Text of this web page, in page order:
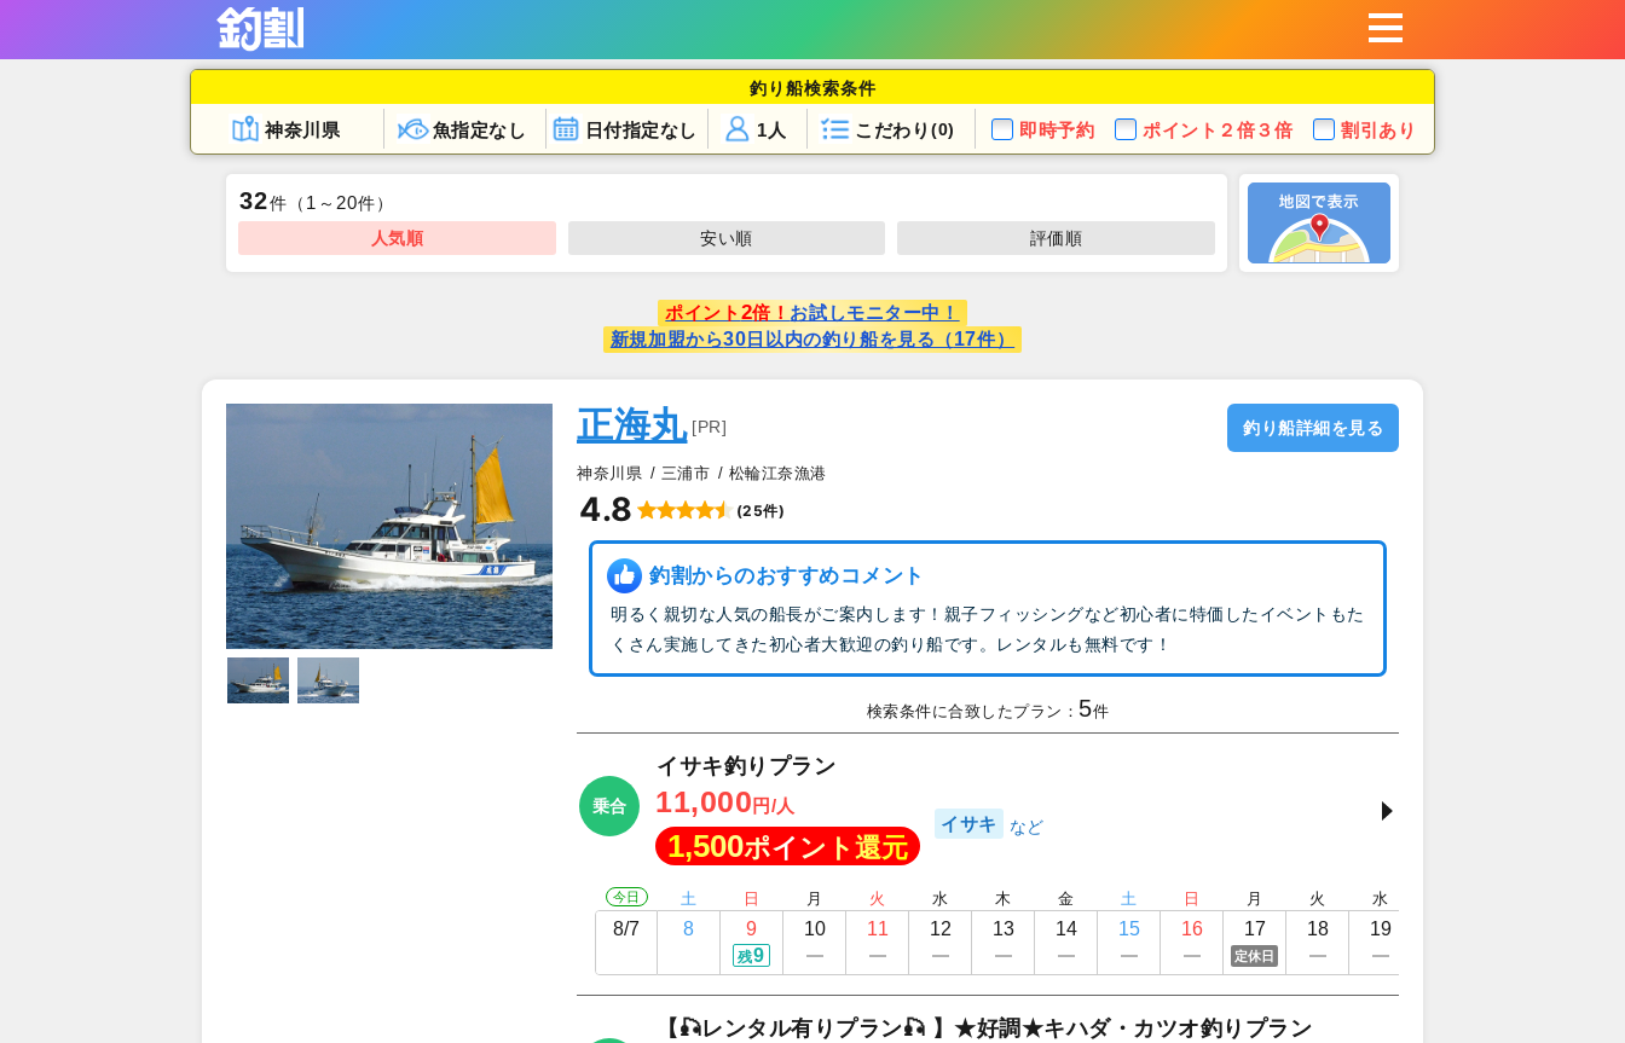
釣り船検索条件
神奈川県 魚指定なし 日付指定なし こだわり (0)
1人 即時予約 ポイント ２倍３倍 割引あり
32件 （ 1 ～ 20件）
人気順
安い順 評価順
ポイント 2倍！ お試しモニター中！
新規加盟から30 日以内の釣り船を見る（17件）
正海丸 [PR]
神奈川県 三浦市 松輪江奈漁港
4.8 (25件)
釣り船詳細を見る
釣割からのおすすめコメント
明るく親切な人気の船長がご案内します！親子フィッシングなど初心者に特価したイベントもた
くさん実施してきた初心者大歓迎の釣り船です。レンタルも無料です！
検索条件に合致したプラン： 5件
乗合
イサキ釣りプラン
11,000 円/人
1,500ポイント還元
イサキ
今日
8/7
土
8
日
9
残9
月
10
火
11
水
12
木
13
金
14
土
15
日
16
月
17
定休日
火
18
水
19
【🎣レンタル有りプラン🎣 】★好調★キハダ・カツオ釣りプラン